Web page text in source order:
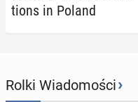
tions in Poland
Rolki Wiadomości›